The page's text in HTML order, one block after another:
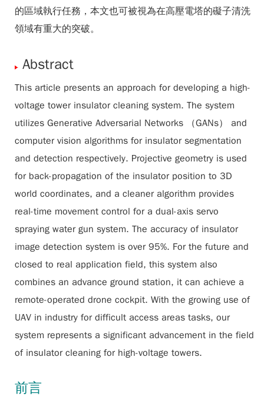
的區域執行任務，本文也可被視為在高壓電塔的礙子清洗
領域有重大的突破。
Abstract
This article presents an approach for developing a high-
voltage tower insulator cleaning system. The system
utilizes Generative Adversarial Networks （GANs） and
computer vision algorithms for insulator segmentation
and detection respectively. Projective geometry is used
for back-propagation of the insulator position to 3D
world coordinates, and a cleaner algorithm provides
real-time movement control for a dual-axis servo
spraying water gun system. The accuracy of insulator
image detection system is over 95%. For the future and
closed to real application field, this system also
combines an advance ground station, it can achieve a
remote-operated drone cockpit. With the growing use of
UAV in industry for difficult access areas tasks, our
system represents a significant advancement in the field
of insulator cleaning for high-voltage towers.
前言